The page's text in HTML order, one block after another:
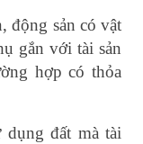
động sản có vật
gắn với tài sản
hợp có thỏa
dụng đất mà tài